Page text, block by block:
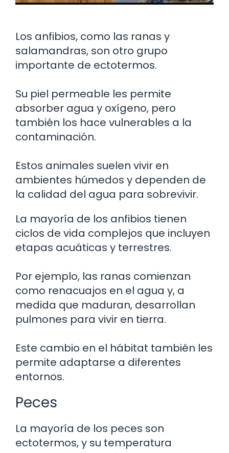
Los anfibios, como las ranas y
salamandras, son otro grupo
importante de ectotermos.
Su piel permeable les permite
absorber agua y oxígeno, pero
también los hace vulnerables a la
contaminación.
Estos animales suelen vivir en
ambientes húmedos y dependen de
la calidad del agua para sobrevivir.
La mayoría de los anfibios tienen
ciclos de vida complejos que incluyen
etapas acuáticas y terrestres.
Por ejemplo, las ranas comienzan
como renacuajos en el agua y, a
medida que maduran, desarrollan
pulmones para vivir en tierra.
Este cambio en el hábitat también les
permite adaptarse a diferentes
entornos.
Peces
La mayoría de los peces son
ectotermos, y su temperatura